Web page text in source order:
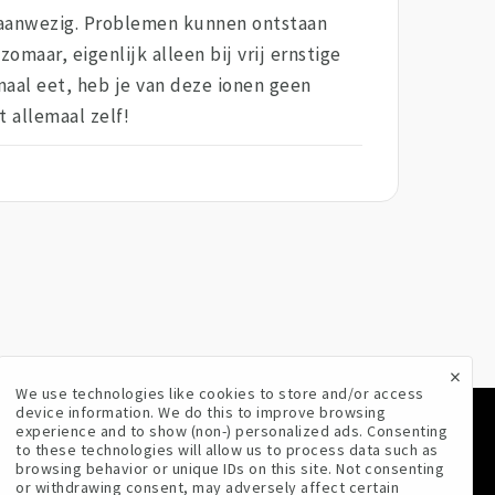
Problemen kunnen ontstaan
eigenlijk alleen bij vrij ernstige
eet, heb je van deze ionen geen
allemaal zelf!
VOLG ONS
×
We use technologies like cookies to store and/or access
device information. We do this to improve browsing
experience and to show (non-) personalized ads. Consenting
to these technologies will allow us to process data such as
browsing behavior or unique IDs on this site. Not consenting
or withdrawing consent, may adversely affect certain